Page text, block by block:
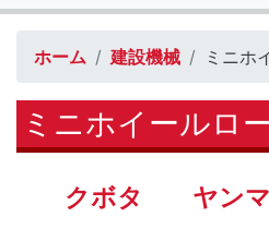
ホーム 建設機械 ミニホ
ミニホイールロ
クボタ ヤン